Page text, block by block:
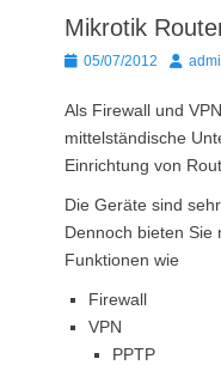
Mikrotik
Posted
05/07/2012 Autor
Als Firewall und
mittelständische
Einrichtung von
Die Geräte sind
Dennoch bieten Sie
Funktionen wie
Firewall
VPN
PPTP